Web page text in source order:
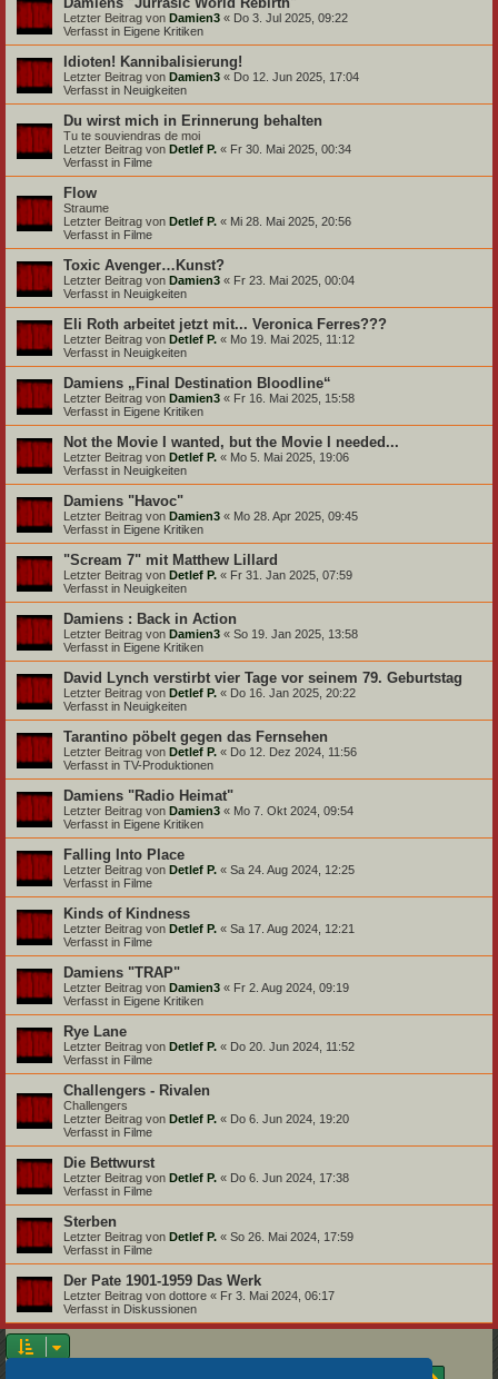
Letzter Beitrag von Damien3 « Do 3. Jul 2025, 09:22
Verfasst in Eigene Kritiken
Idioten! Kannibalisierung!
Letzter Beitrag von Damien3 « Do 12. Jun 2025, 17:04
Verfasst in Neuigkeiten
Du wirst mich in Erinnerung behalten
Tu te souviendras de moi
Letzter Beitrag von Detlef P. « Fr 30. Mai 2025, 00:34
Verfasst in Filme
Flow
Straume
Letzter Beitrag von Detlef P. « Mi 28. Mai 2025, 20:56
Verfasst in Filme
Toxic Avenger…Kunst?
Letzter Beitrag von Damien3 « Fr 23. Mai 2025, 00:04
Verfasst in Neuigkeiten
Eli Roth arbeitet jetzt mit... Veronica Ferres???
Letzter Beitrag von Detlef P. « Mo 19. Mai 2025, 11:12
Verfasst in Neuigkeiten
Damiens „Final Destination Bloodline“
Letzter Beitrag von Damien3 « Fr 16. Mai 2025, 15:58
Verfasst in Eigene Kritiken
Not the Movie I wanted, but the Movie I needed...
Letzter Beitrag von Detlef P. « Mo 5. Mai 2025, 19:06
Verfasst in Neuigkeiten
Damiens "Havoc"
Letzter Beitrag von Damien3 « Mo 28. Apr 2025, 09:45
Verfasst in Eigene Kritiken
"Scream 7" mit Matthew Lillard
Letzter Beitrag von Detlef P. « Fr 31. Jan 2025, 07:59
Verfasst in Neuigkeiten
Damiens : Back in Action
Letzter Beitrag von Damien3 « So 19. Jan 2025, 13:58
Verfasst in Eigene Kritiken
David Lynch verstirbt vier Tage vor seinem 79. Geburtstag
Letzter Beitrag von Detlef P. « Do 16. Jan 2025, 20:22
Verfasst in Neuigkeiten
Tarantino pöbelt gegen das Fernsehen
Letzter Beitrag von Detlef P. « Do 12. Dez 2024, 11:56
Verfasst in TV-Produktionen
Damiens "Radio Heimat"
Letzter Beitrag von Damien3 « Mo 7. Okt 2024, 09:54
Verfasst in Eigene Kritiken
Falling Into Place
Letzter Beitrag von Detlef P. « Sa 24. Aug 2024, 12:25
Verfasst in Filme
Kinds of Kindness
Letzter Beitrag von Detlef P. « Sa 17. Aug 2024, 12:21
Verfasst in Filme
Damiens "TRAP"
Letzter Beitrag von Damien3 « Fr 2. Aug 2024, 09:19
Verfasst in Eigene Kritiken
Rye Lane
Letzter Beitrag von Detlef P. « Do 20. Jun 2024, 11:52
Verfasst in Filme
Challengers - Rivalen
Challengers
Letzter Beitrag von Detlef P. « Do 6. Jun 2024, 19:20
Verfasst in Filme
Die Bettwurst
Letzter Beitrag von Detlef P. « Do 6. Jun 2024, 17:38
Verfasst in Filme
Sterben
Letzter Beitrag von Detlef P. « So 26. Mai 2024, 17:59
Verfasst in Filme
Der Pate 1901-1959 Das Werk
Letzter Beitrag von dottore « Fr 3. Mai 2024, 06:17
Verfasst in Diskussionen